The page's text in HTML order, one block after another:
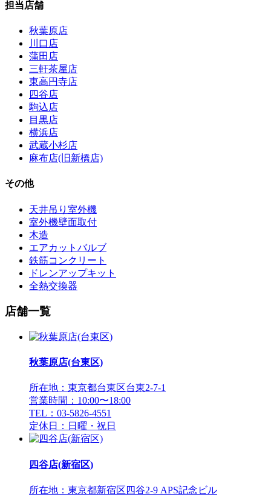
担当店舗
秋葉原店
川口店
蒲田店
三軒茶屋店
東高円寺店
四谷店
駒込店
目黒店
横浜店
武蔵小杉店
麻布店(旧新橋店)
その他
天井吊り室外機
室外機壁面取付
木造
エアカットバルブ
鉄筋コンクリート
ドレンアップキット
全熱交換器
店舗一覧
秋葉原店(台東区)
所在地：東京都台東区台東2-7-1
営業時間：10:00〜18:00
TEL：03-5826-4551
定休日：日曜・祝日
四谷店(新宿区)
所在地：東京都新宿区四谷2-9 APS記念ビル